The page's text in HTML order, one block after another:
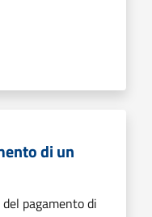
di un
pagamento di